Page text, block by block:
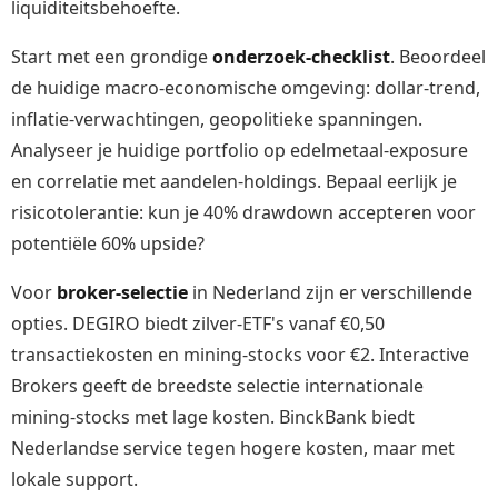
liquiditeitsbehoefte.
Start met een grondigeonderzoek-checklist. Beoordeel
de huidige macro-economische omgeving: dollar-trend,
inflatie-verwachtingen, geopolitieke spanningen.
Analyseer je huidige portfolio op edelmetaal-exposure
en correlatie met aandelen-holdings. Bepaal eerlijk je
risicotolerantie: kun je 40% drawdown accepteren voor
potentiële 60% upside?
Voor broker-selectie in Nederland zijn er verschillende
opties. DEGIRO biedt zilver-ETF's vanaf €0,50
transactiekosten en mining-stocks voor €2. Interactive
Brokers geeft de breedste selectie internationale
mining-stocks met lage kosten. BinckBank biedt
Nederlandse service tegen hogere kosten, maar met
lokale support.